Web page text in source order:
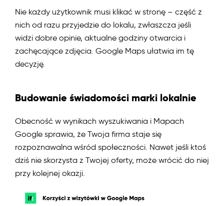
Nie każdy użytkownik musi klikać w stronę – część z
nich od razu przyjedzie do lokalu, zwłaszcza jeśli
widzi dobre opinie, aktualne godziny otwarcia i
zachęcające zdjęcia. Google Maps ułatwia im tę
decyzję.
Budowanie świadomości marki lokalnie
Obecność w wynikach wyszukiwania i Mapach
Google sprawia, że Twoja firma staje się
rozpoznawalna wśród społeczności. Nawet jeśli ktoś
dziś nie skorzysta z Twojej oferty, może wrócić do niej
przy kolejnej okazji.